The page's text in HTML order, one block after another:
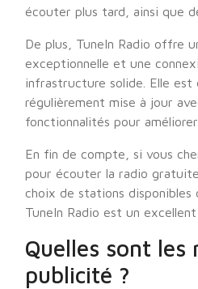
écouter plus tard, ainsi que
De plus, TuneIn Radio offre
exceptionnelle et une
infrastructure solide. Elle est
régulièrement mise à jour
fonctionnalités pour
En fin de compte, si vous
pour écouter la radio
choix de stations disponibles
TuneIn Radio est un
Quelles sont les
publicité ?